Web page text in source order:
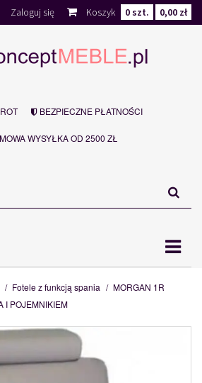
Koszyk 0szt. 0,00 zł
Zaloguj się
BEZPIECZNE PŁATNOŚCI
WYSYŁKA OD 2500 ZŁ
/ Fotele z funkcją spania / MORGAN 1R
I POJEMNIKIEM